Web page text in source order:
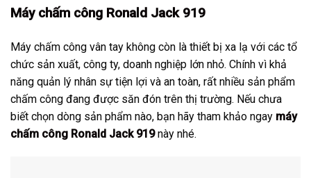
Máy chấm công Ronald Jack 919
Máy chấm công vân tay không còn là thiết bị xa lạ với các tổ
chức sản xuất, công ty, doanh nghiệp lớn nhỏ. Chính vì khả
năng quản lý nhân sự tiện lợi và an toàn, rất nhiều sản phẩm
chấm công đang được săn đón trên thị trường. Nếu chưa
biết chọn dòng sản phẩm nào, bạn hãy tham khảo ngay máy
chấm công Ronald Jack 919này nhé.